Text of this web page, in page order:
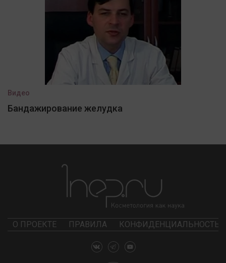
Видео
Бандажирование желудка
О ПРОЕКТЕ ПРАВИЛА КОНФИДЕНЦИАЛЬНОСТЬ